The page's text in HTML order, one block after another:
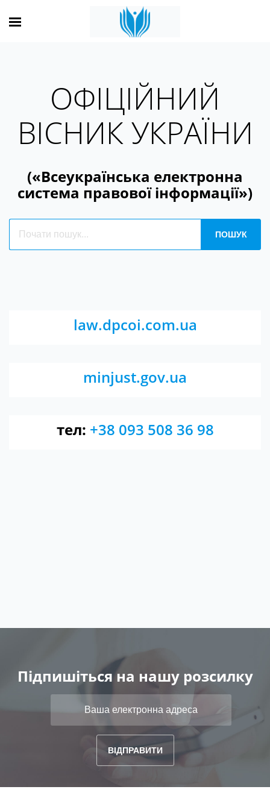
ОФІЦІЙНИЙ
ВІСНИК УКРАЇНИ
(«Всеукраїнська електронна
система правової інформації»)
law.dpcoi.com.ua
minjust.gov.ua
тел: +38 093 508 36 98
Підпишіться на нашу розсилку